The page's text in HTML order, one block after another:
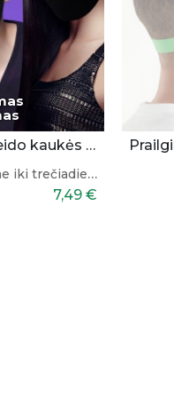
Juodos veido kaukės 3 vnt.
iki trečiadienio
7,49 €